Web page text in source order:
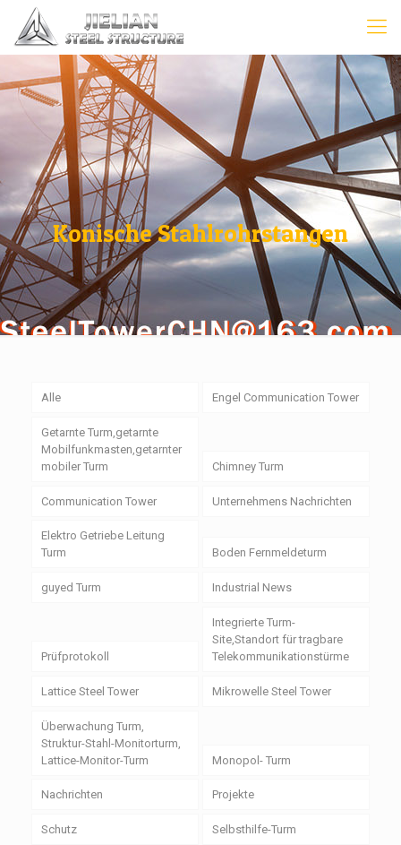
Konische Stahlrohrstangen
Alle Engel Communication Tower
Getarnte Turm,getarnte
Mobilfunkmasten,getarnter
mobiler Turm
Chimney Turm
Communication Tower Unternehmens Nachrichten
Elektro Getriebe Leitung
Turm
Boden Fernmeldeturm
guyed Turm Industrial News
Prüfprotokoll
Integrierte Turm-
Site,Standort für tragbare
Telekommunikationstürme
Lattice Steel Tower Mikrowelle Steel Tower
Überwachung Turm,
Struktur-Stahl-Monitorturm,
Lattice-Monitor-Turm
Monopol- Turm
Nachrichten Projekte
Schutz Selbsthilfe-Turm